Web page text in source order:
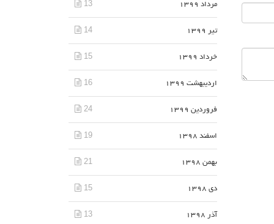
مرداد 1399 13
تیر 1399 14
خرداد 1399 15
اردیبهشت 1399 16
فروردین 1399 24
اسفند 1398 19
بهمن 1398 21
دی 1398 15
آذر 1398 13